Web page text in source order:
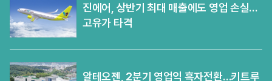
진에어, 상반기 최대 매출에도 영업 손실…
고유가 타격
알테오젠, 2분기 영업익 흑자전환…키트루